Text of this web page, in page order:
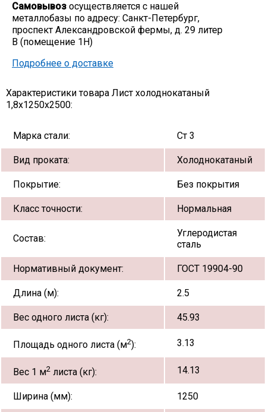
Алюминиевый прокат
Самовывоз осуществляется с нашей
металлобазы по адресу: Санкт-Петербург,
проспект Александровской фермы, д. 29 литер
В (помещение 1Н)
Подробнее о доставке
Характеристики товара Лист холоднокатаный
1,8х1250х2500:
Марка стали: Ст 3
Вид проката: Холоднокатаный
Покрытие: Без покрытия
Класс точности: Нормальная
Состав:
Углеродистая
сталь
Нормативный документ: ГОСТ 19904-90
Длина (м): 2.5
Вес одного листа (кг): 45.93
Площадь одного листа (м2): 3.13
Вес 1 м2 листа (кг): 14.13
Ширина (мм): 1250